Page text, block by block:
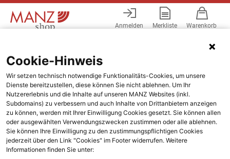
Anmelden Merkliste Warenkorb
Cookie-Hinweis
Wir setzen technisch notwendige Funktionalitäts-Cookies, um unsere
Dienste bereitzustellen, diese können Sie nicht ablehnen. Um Ihr
Nutzererlebnis und die Inhalte auf unseren MANZ Websites (inkl.
Subdomains) zu verbessern und auch Inhalte von Drittanbietern anzeigen
zu können, werden mit Ihrer Einwilligung Cookies gesetzt. Sie können allen
oder ausgewählten Verwendungszwecken zustimmen oder alle ablehnen.
Sie können Ihre Einwilligung zu den zustimmungspflichtigen Cookies
jederzeit über den Link "Cookies" im Footer widerrufen. Weitere
Informationen finden Sie unter: